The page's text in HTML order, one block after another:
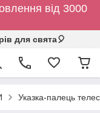
від 3000
для свята🎈
Указка-палець